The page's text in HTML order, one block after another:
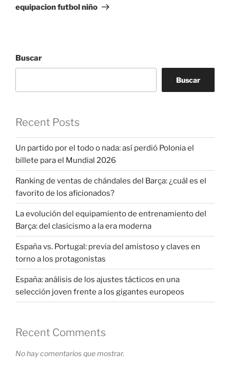
entrada
equipacion futbol niño
Buscar
Buscar
Recent Posts
Un partido por el todo o nada: así perdió Polonia el
billete para el Mundial 2026
Ranking de ventas de chándales del Barça: ¿cuál es el
favorito de los aficionados?
La evolución del equipamiento de entrenamiento del
Barça: del clasicismo a la era moderna
España vs. Portugal: previa del amistoso y claves en
torno a los protagonistas
España: análisis de los ajustes tácticos en una
selección joven frente a los gigantes europeos
Recent Comments
No hay comentarios que mostrar.